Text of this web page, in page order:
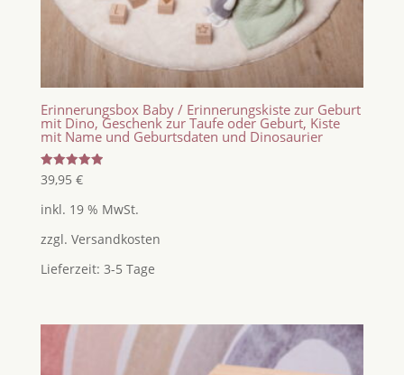
Erinnerungsbox Baby / Erinnerungskiste zur Geburt
mit Dino, Geschenk zur Taufe oder Geburt, Kiste
mit Name und Geburtsdaten und Dinosaurier
Bewertet
mit
von 5
39,95 €
inkl. 19 % MwSt.
zzgl. Versandkosten
Lieferzeit: 3-5 Tage